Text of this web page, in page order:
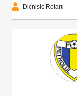
Dionisie Rotaru